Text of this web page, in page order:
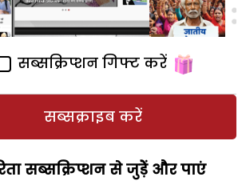
सब्सक्रिप्शन गिफ्ट करें
सब्सक्राइब करें
सब्सक्रिप्शन से जुड़ेें और पाएं